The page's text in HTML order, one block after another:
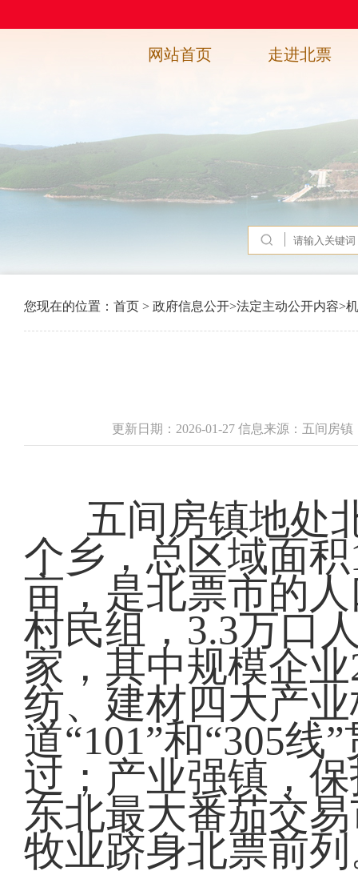
网站首页 走进北票
您现在的位置： 首页 > 政府信息公开>法定主动公开内容>
更新日期：2026-01-27 信息来源：五间房
五间房镇地处
个乡，总区域面
亩，是北票市的
村民组，3.3万口
家，其中规模企
纺、建材四大产
道“101”和“305线
过；产业强镇，
东北最大番茄交
牧业跻身北票前